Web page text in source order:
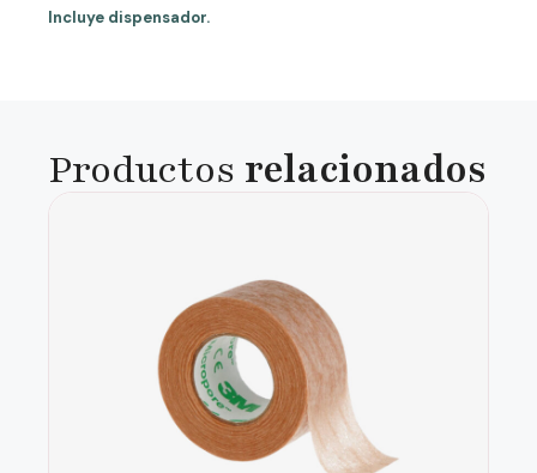
Incluye dispensador.
Productos relacionados